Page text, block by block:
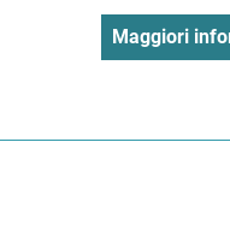
Maggiori